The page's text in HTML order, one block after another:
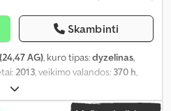
Skambinti
AG), kuro tipas:dyzelinas,
2013 , veikimo valandos: 370 h
numeris: